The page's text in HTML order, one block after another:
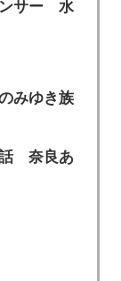
ンサー 水
みゆき族
奈良あ